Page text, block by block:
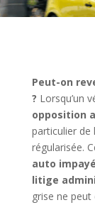
Peut-on
? Lorsqu’un
opposition
particulier de
régularisée.
auto impayé
litige
grise ne